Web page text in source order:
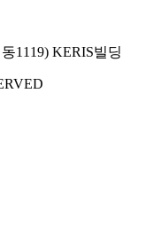
1119) KERIS빌딩